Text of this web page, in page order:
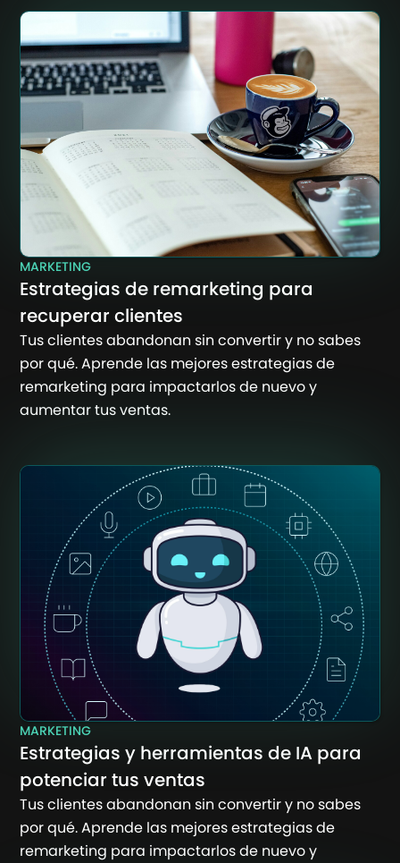
MARKETING
Estrategias de remarketing para
recuperar clientes
Tus clientes abandonan sin convertir y no sabes
por qué. Aprende las mejores estrategias de
remarketing para impactarlos de nuevo y
aumentar tus ventas.
MARKETING
Estrategias y herramientas de IA para
potenciar tus ventas
Tus clientes abandonan sin convertir y no sabes
por qué. Aprende las mejores estrategias de
remarketing para impactarlos de nuevo y